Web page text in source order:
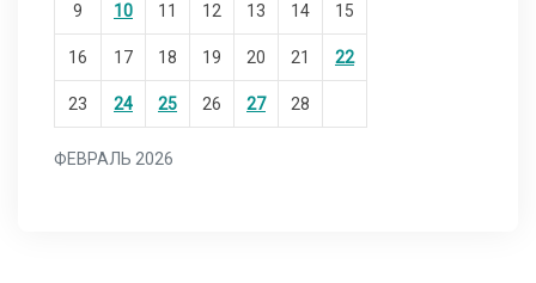
ФЕВРАЛЬ 2026
9 10 11 12 13 14 15
16 17 18 19 20 21 22
23 24 25 26 27 28